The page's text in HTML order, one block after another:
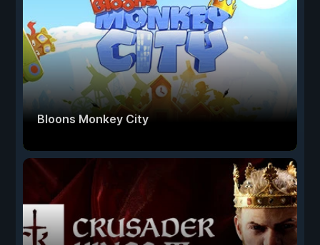
Bloons Monkey City